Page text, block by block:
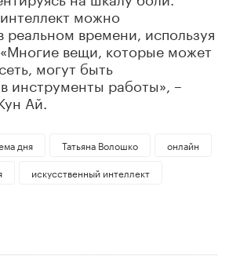
можно
реальном времени, используя
вещи, которые может
могут быть
инструменты работы», –
Ай.
дня Татьяна Волошко
онлайн
искусственный интеллект